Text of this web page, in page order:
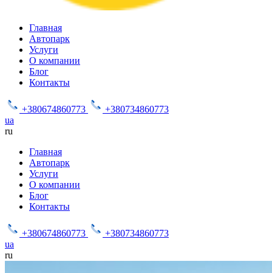
Главная
Автопарк
Услуги
О компании
Блог
Контакты
+380674860773
+380734860773
ua
ru
Главная
Автопарк
Услуги
О компании
Блог
Контакты
+380674860773
+380734860773
ua
ru